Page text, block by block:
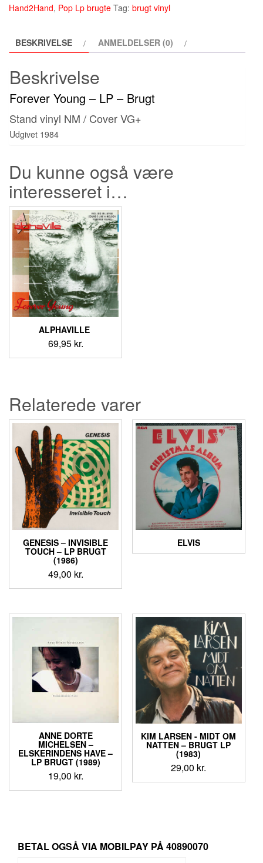
Hand2Hand, Pop Lp brugte Tag: brugt vinyl
BESKRIVELSE ANMELDELSER (0)
Beskrivelse
Forever Young – LP – Brugt
Stand vinyl NM / Cover VG+
Udgivet 1984
Du kunne også være
interesseret i…
ALPHAVILLE ‎
69,95 kr.
Relaterede varer
GENESIS ‎– INVISIBLE
TOUCH – LP BRUGT
(1986)
49,00 kr.
ELVIS
ANNE DORTE
MICHELSEN ‎–
ELSKERINDENS HAVE –
LP BRUGT (1989)
19,00 kr.
KIM LARSEN ‎- MIDT OM
NATTEN – BRUGT LP
(1983)
29,00 kr.
BETAL OGSÅ VIA MOBILPAY PÅ 40890070